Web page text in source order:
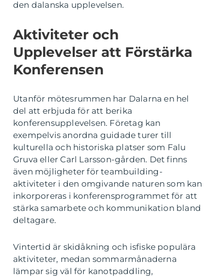
den dalanska upplevelsen.
Aktiviteter och
Upplevelser att Förstärka
Konferensen
Utanför mötesrummen har Dalarna en hel
del att erbjuda för att berika
konferensupplevelsen. Företag kan
exempelvis anordna guidade turer till
kulturella och historiska platser som Falu
Gruva eller Carl Larsson-gården. Det finns
även möjligheter för teambuilding-
aktiviteter i den omgivande naturen som kan
inkorporeras i konferensprogrammet för att
stärka samarbete och kommunikation bland
deltagare.
Vintertid är skidåkning och isfiske populära
aktiviteter, medan sommarmånaderna
lämpar sig väl för kanotpaddling,